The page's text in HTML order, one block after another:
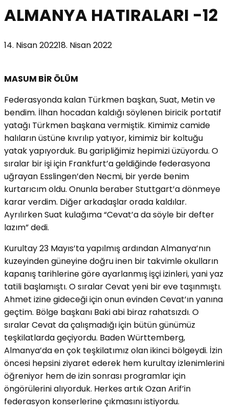
ALMANYA HATIRALARI -12
14. Nisan 202218. Nisan 2022
MASUM BİR ÖLÜM
Federasyonda kalan Türkmen başkan, Suat, Metin ve
bendim. İlhan hocadan kaldığı söylenen biricik portatif
yatağı Türkmen başkana vermiştik. Kimimiz camide
halıların üstüne kıvrılıp yatıyor, kimimiz bir koltuğu
yatak yapıyorduk. Bu garipliğimiz hepimizi üzüyordu. O
sıralar bir işi için Frankfurt’a geldiğinde federasyona
uğrayan Esslingen’den Necmi, bir yerde benim
kurtarıcım oldu. Onunla beraber Stuttgart’a dönmeye
karar verdim. Diğer arkadaşlar orada kaldılar.
Ayrılırken Suat kulağıma “Cevat’a da söyle bir defter
lazım” dedi.
Kurultay 23 Mayıs’ta yapılmış ardından Almanya’nın
kuzeyinden güneyine doğru inen bir takvimle okulların
kapanış tarihlerine göre ayarlanmış işçi izinleri, yani yaz
tatili başlamıştı. O sıralar Cevat yeni bir eve taşınmıştı.
Ahmet izine gideceği için onun evinden Cevat’ın yanına
geçtim. Bölge başkanı Baki abi biraz rahatsızdı. O
sıralar Cevat da çalışmadığı için bütün günümüz
teşkilatlarda geçiyordu. Baden Württemberg,
Almanya’da en çok teşkilatımız olan ikinci bölgeydi. İzin
öncesi hepsini ziyaret ederek hem kurultay izlenimlerini
öğreniyor hem de izin sonrası programlar için
öngörülerini alıyorduk. Herkes artık Ozan Arif’in
federasyon konserlerine çıkmasını istiyordu.